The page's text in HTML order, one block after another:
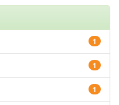
1
1
1